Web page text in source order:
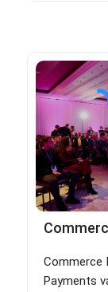
Commerce
Payments